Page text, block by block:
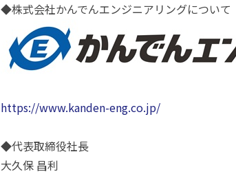
◆株式会社かんでんエンジニアリングについて
https://www.kanden-eng.co.jp/
◆代表取締役社長
大久保 昌利